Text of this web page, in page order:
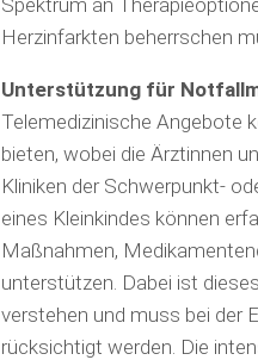
Spek­trum an
Herzinfarkten beherrschen
Unterstützung für
Telemedizinische Angebote
bieten, wobei die Ärztinnen
Kliniken der Schwerpunkt-
eines Kleinkindes können
Maßnah­men,
unterstützen. Dabei ist
verstehen und muss bei der
rücksichtigt werden. Die